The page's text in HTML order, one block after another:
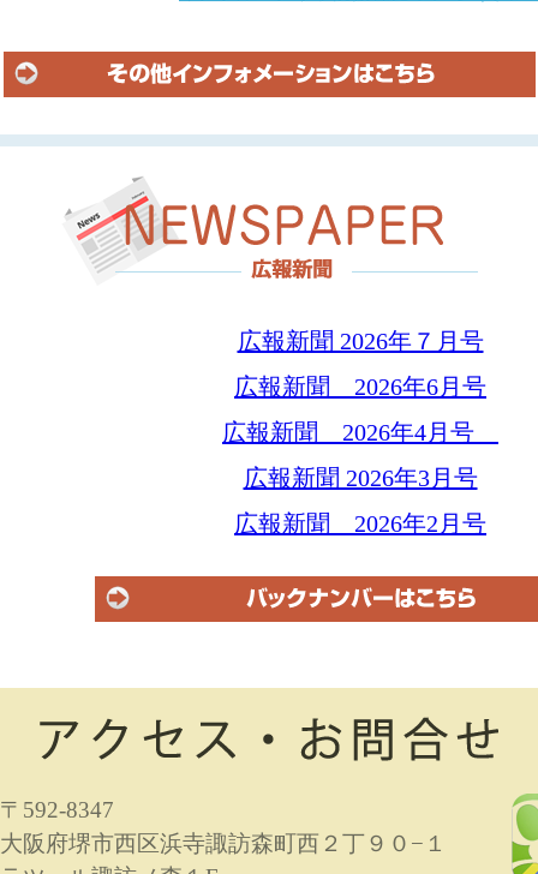
広報新聞 2026年７月号
広報新聞 2026年6月号
広報新聞 2026年4月号
広報新聞 2026年3月号
広報新聞 2026年2月号
〒592-8347
大阪府堺市西区浜寺諏訪森町西２丁９０−１